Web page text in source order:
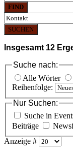
FIND
SUCHEN
Insgesamt 12
Suche nach:
Alle Wörter
Reihenfolge:
Nur Suchen:
Suche in
Beiträge
Anzeige #